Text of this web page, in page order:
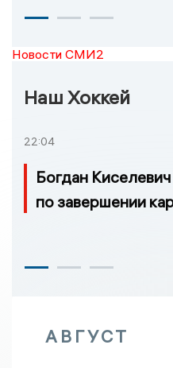
Новости СМИ2
Наш Хоккей
22:04
Богдан
по завершении
АВГУСТ